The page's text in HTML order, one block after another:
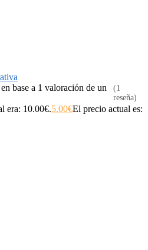
base a 1 valoración de un
(1
reseña)
era: 10.00€.5.00€El precio actual es: